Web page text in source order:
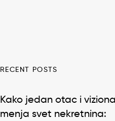
RECENT POSTS
Kako jedan otac i
menja svet nekretnina: